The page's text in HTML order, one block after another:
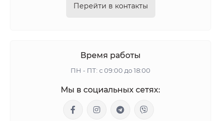
Перейти в контакты
Время работы
ПН - ПТ: с 09:00 до 18:00
Мы в социальных сетях: